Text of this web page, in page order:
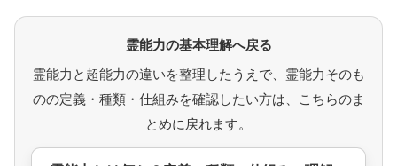
霊能力の基本理解へ戻る
霊能力と超能力の違いを整理したうえで、霊能力そのも
のの定義・種類・仕組みを確認したい方は、こちらのま
とめに戻れます。